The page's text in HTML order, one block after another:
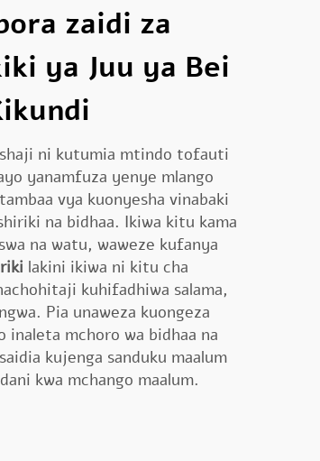
zaidi za
ya Juu ya Bei
ni kutumia mtindo tofauti
yanamfuza yenye mlango
vya kuonyesha vinabaki
na bidhaa. Ikiwa kitu kama
na watu, waweze kufanya
lakini ikiwa ni kitu cha
kuhifadhiwa salama,
Pia unaweza kuongeza
inaleta mchoro wa bidhaa na
kujenga sanduku maalum
kwa mchango maalum.